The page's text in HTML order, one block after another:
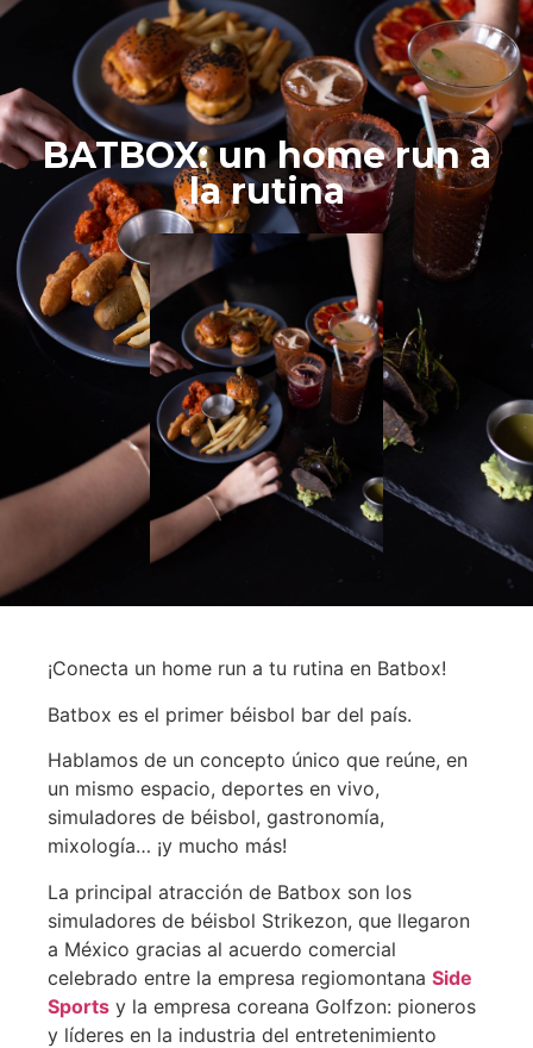
BATBOX: un home run a
la rutina
¡Conecta un home run a tu rutina en Batbox!
Batbox es el primer béisbol bar del país.
Hablamos de un concepto único que reúne, en
un mismo espacio, deportes en vivo,
simuladores de béisbol, gastronomía,
mixología… ¡y mucho más!
La principal atracción de Batbox son los
simuladores de béisbol Strikezon, que llegaron
a México gracias al acuerdo comercial
celebrado entre la empresa regiomontana Side
Sports y la empresa coreana Golfzon: pioneros
y líderes en la industria del entretenimiento